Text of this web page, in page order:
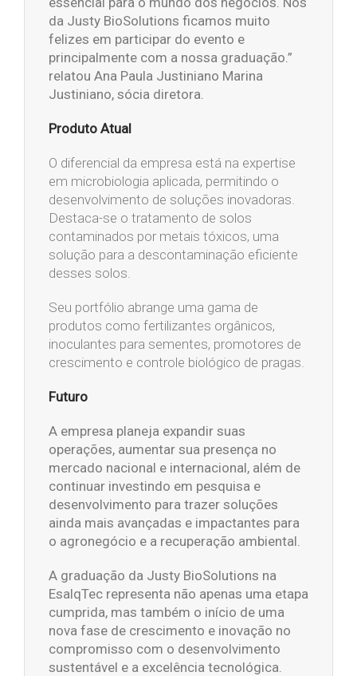
da Justy BioSolutions ficamos muito
felizes em participar do evento e
principalmente com a nossa graduação.”
relatou Ana Paula Justiniano Marina
Justiniano, sócia diretora.
Produto Atual
O diferencial da empresa está na expertise
em microbiologia aplicada, permitindo o
desenvolvimento de soluções inovadoras.
Destaca-se o tratamento de solos
contaminados por metais tóxicos, uma
solução para a descontaminação eficiente
desses solos.
Seu portfólio abrange uma gama de
produtos como fertilizantes orgânicos,
inoculantes para sementes, promotores de
crescimento e controle biológico de pragas.
Futuro
A empresa planeja expandir suas
operações, aumentar sua presença no
mercado nacional e internacional, além de
continuar investindo em pesquisa e
desenvolvimento para trazer soluções
ainda mais avançadas e impactantes para
o agronegócio e a recuperação ambiental.
A graduação da Justy BioSolutions na
EsalqTec representa não apenas uma etapa
cumprida, mas também o início de uma
nova fase de crescimento e inovação no
compromisso com o desenvolvimento
sustentável e a excelência tecnológica.